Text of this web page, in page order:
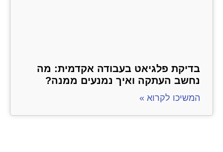
בדיקת פלגיאט בעבודה אקדמית: מה
נחשב העתקה ואיך נמנעים ממנה?
המשיכו לקרוא »